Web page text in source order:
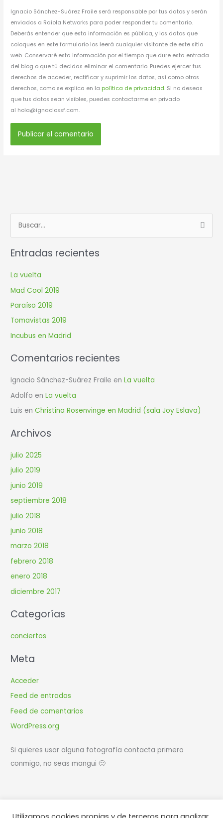
Ignacio Sánchez-Suárez Fraile será responsable por tus datos y serán
enviados a Raiola Networks para poder responder tu comentario.
Deberás entender que esta información es pública, y los datos que
coloques en este formulario los leerá cualquier visitante de este sitio
web. Conservaré esta información por el tiempo que dure esta entrada
del blog o que tú decidas eliminar el comentario. Puedes ejercer tus
derechos de acceder, rectificar y suprimir los datos, así como otros
derechos, como se explica en la política de privacidad. Si no deseas
que tus datos sean visibles, puedes contactarme en privado
al hola@ignaciossf.com.
u
s
a
r
p
o
r
Entradas recientes
La vuelta
Mad Cool 2019
Paraíso 2019
Tomavistas 2019
Incubus en Madrid
Comentarios recientes
Ignacio Sánchez-Suárez Fraile enLa vuelta
Adolfo enLa vuelta
Luis enChristina Rosenvinge en Madrid (sala Joy Eslava)
Archivos
julio 2025
julio 2019
junio 2019
septiembre 2018
julio 2018
junio 2018
marzo 2018
febrero 2018
enero 2018
diciembre 2017
Categorías
conciertos
Meta
Acceder
Feed de entradas
Feed de comentarios
WordPress.org
Si quieres usar alguna fotografía contacta primero
conmigo, no seas mangui 🙂